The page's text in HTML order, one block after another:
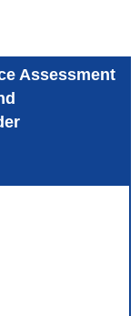
Assessment